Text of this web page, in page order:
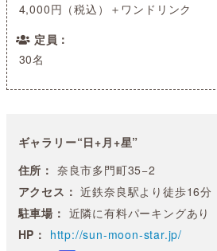
4,000円（税込）＋ワンドリンク
定員
30名
ギャラリー“日+月+星”
住所： 奈良市多門町35−2
アクセス： 近鉄奈良駅より徒歩16分
駐車場： 近隣に有料パーキングあり
HP： http://sun-moon-star.jp/